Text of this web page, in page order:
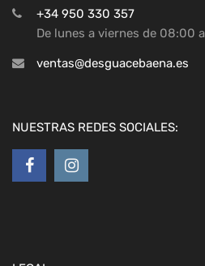
+34 950 330 357
De lunes a viernes de 08:00
ventas@desguacebaena.es
NUESTRAS REDES SOCIALES: